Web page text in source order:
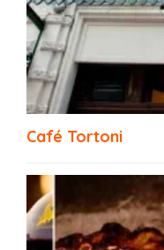
Tour
Café Tortoni